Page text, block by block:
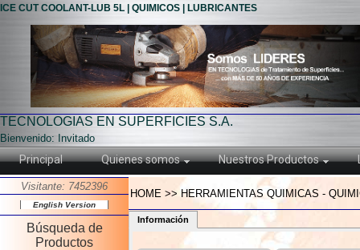
ICE CUT COOLANT-LUB 5L | QUIMICOS | LUBRICANTES
TECNOLOGIAS EN SUPERFICIES S.A.
Bienvenido: Invitado
Principal Quienes somos Nuestros Productos
Visitante: 7452396
English Version
Búsqueda de
Productos
HOME >> HERRAMIENTAS QUIMICAS -
Información